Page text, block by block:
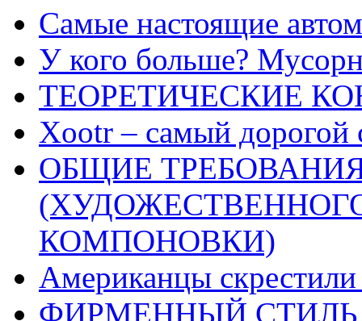
Самые настоящие
У кого больше?
ТЕОРЕТИЧЕСКИЕ
Xootr – самый дорогой
ОБЩИЕ
КОМПОНОВКИ)
Американцы
ФИРМЕННЫЙ